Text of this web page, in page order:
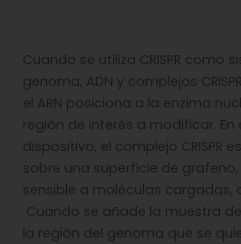
Cuando se utiliza CRISPR como
genoma, ADN y complejos
el ARN posiciona a la enzima
región de interés a modificar. En
dispositivo, el complejo CRISPR
sobre una superficie de
sensible a moléculas cargadas,
Cuando se añade la muestra
la región del genoma que se